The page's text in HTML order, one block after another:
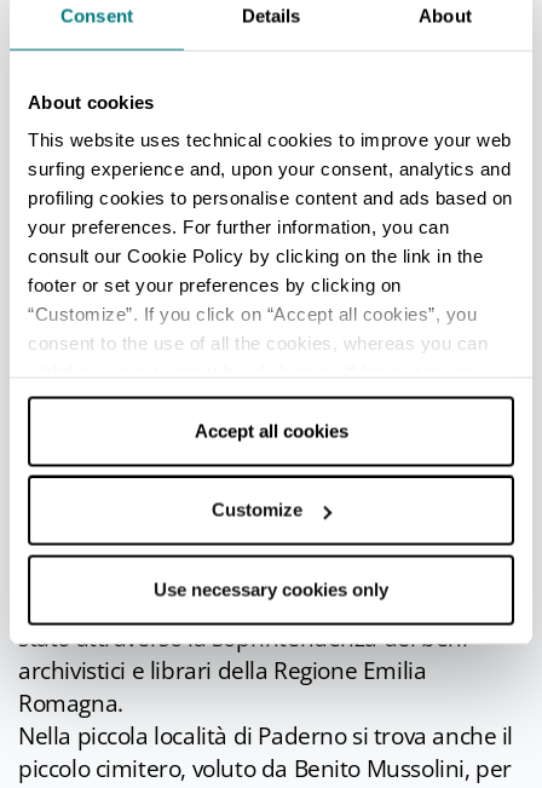
Consent Details About
About cookies
This website uses technical cookies to improve your web
surfing experience and, upon your consent, analytics and
profiling cookies to personalise content and ads based on
your preferences. For further information, you can
consult our Cookie Policy by clicking on the link in the
footer or set your preferences by clicking on
“Customize”. If you click on “Accept all cookies”, you
consent to the use of all the cookies, whereas you can
cookies only” and only the technical cookies for the
correct functioning of the website will be used.
Accept all cookies
Customize
Use necessary cookies only
la secolare selva dei castagni “Dugrantèda”,
ove maestosi castagni crollati a terra e
suggestivo come la foresta delle fiabe.
NEI DINTORNI
PADERNO
A 3 km da Mercato Saraceno si trova Paderno,
luogo del “buen retiro” scelto da Arnaldo
famiglia della moglie. Villa Teodorani è una villa
suggestiva in cui il razionalismo italiano si
contamina di elementi Art Déco.
Al suo interno si trova lo studio privato di
Arnaldo Mussolini, luogo silenzioso che
dichiarato di interesse storico e tutelato dallo
stato attraverso la Soprintendenza dei beni
archivistici e librari della Regione Emilia
Romagna.
Nella piccola località di Paderno si trova anche il
piccolo cimitero, voluto da Benito Mussolini, per